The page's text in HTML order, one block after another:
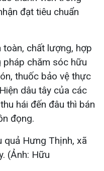
đạt tiêu chuẩn
toàn, chất lượng, hợp
chăm sóc hữu
thuốc bảo vệ thực
dâu tây của các
hái đến đâu thì bán
đọng.